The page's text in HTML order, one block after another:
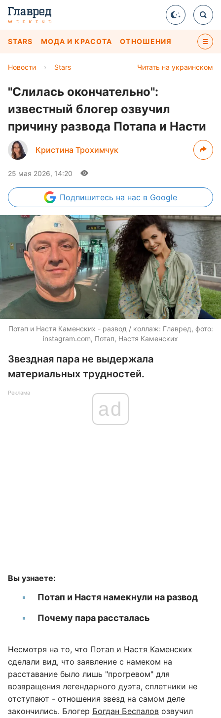
STARS МОДА И КРАСОТА ОТНОШЕНИЯ
Читать на украинском
Новости › Stars
"Слилась окончательно":
известный блогер озвучил
причину развода Потапа и Насти
Кристина Трохимчук
25 мая 2026, 14:20
Подпишитесь на нас в Google
Потап и Настя Каменских - развод / коллаж: Главред, фото:
instagram.com, Потап, Настя Каменских
Звездная пара не выдержала
материальных трудностей.
Реклама
ad
Вы узнаете:
Потап и Настя намекнули на развод
Почему пара рассталась
Несмотря на то, что Потап и Настя Каменских
сделали вид, что заявление с намеком на
расставание было лишь "прогревом" для
возвращения легендарного дуэта, сплетники не
отступают - отношения звезд на самом деле
закончились. Блогер Богдан Беспалов озвучил